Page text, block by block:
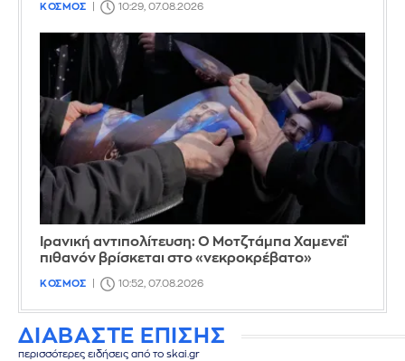
ΚΟΣΜΟΣ 10:29, 07.08.2026
Ιρανική αντιπολίτευση: Ο Μοτζτάμπα Χαμενεΐ
πιθανόν βρίσκεται στο «νεκροκρέβατο»
ΚΟΣΜΟΣ 10:52, 07.08.2026
ΔΙΑΒΑΣΤΕ ΕΠΙΣΗΣ
περισσότερες ειδήσεις από το skai.gr